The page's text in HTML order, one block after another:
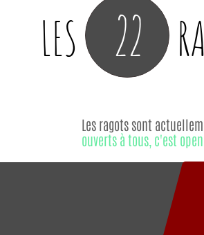
LES 22
Les ragots sont
ouverts à tous, c'est